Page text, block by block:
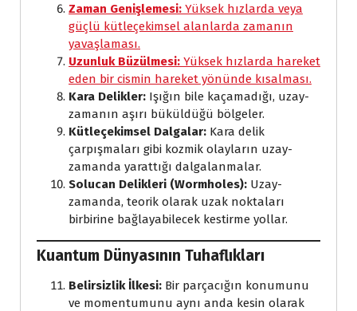
Zaman Genişlemesi: Yüksek hızlarda veya
güçlü kütleçekimsel alanlarda zamanın
yavaşlaması.
Uzunluk Büzülmesi: Yüksek hızlarda hareket
eden bir cismin hareket yönünde kısalması.
Kara Delikler: Işığın bile kaçamadığı, uzay-
zamanın aşırı büküldüğü bölgeler.
Kütleçekimsel Dalgalar: Kara delik
çarpışmaları gibi kozmik olayların uzay-
zamanda yarattığı dalgalanmalar.
Solucan Delikleri (Wormholes): Uzay-
zamanda, teorik olarak uzak noktaları
birbirine bağlayabilecek kestirme yollar.
Kuantum Dünyasının Tuhaflıkları
Belirsizlik İlkesi: Bir parçacığın konumunu
ve momentumunu aynı anda kesin olarak